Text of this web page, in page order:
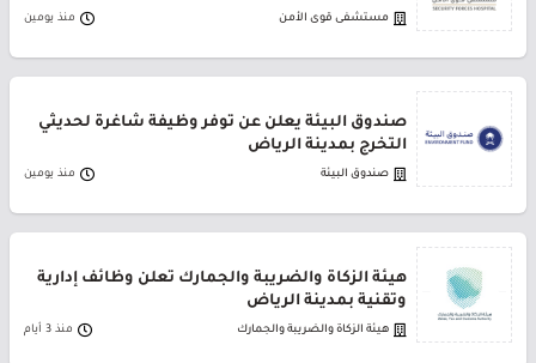
مستشفى قوى الأمن منذ يومين
صندوق البيئة يعلن عن توفر وظيفة شاغرة لحديثي
التخرج بمدينة الرياض
صندوق البيئة منذ يومين
هيئة الزكاة والضريبة والجمارك تعلن وظائف إدارية
وتقنية بمدينة الرياض
هيئة الزكاة والضريبة والجمارك منذ 3 أيام